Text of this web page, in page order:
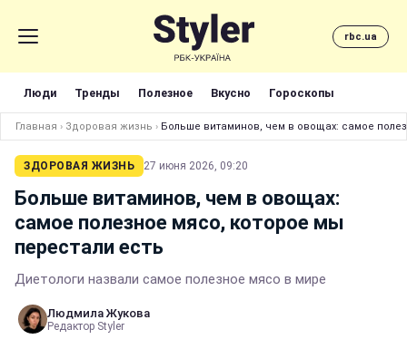
rbc.ua
Люди Тренды Полезное Вкусно Гороскопы
Главная › Здоровая жизнь › Больше витаминов, чем в овощах: самое
ЗДОРОВАЯ ЖИЗНЬ 27 июня 2026, 09:20
Больше витаминов, чем в овощах:
самое полезное мясо, которое мы
перестали есть
Диетологи назвали самое полезное мясо в мире
Людмила Жукова
Редактор Styler